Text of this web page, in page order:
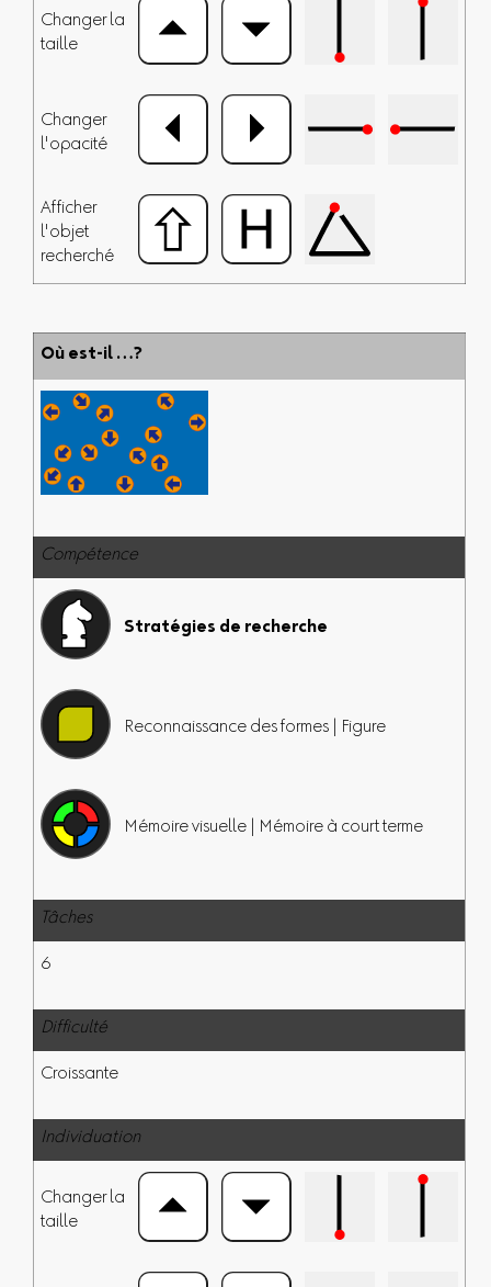
Changer la
taille
Changer
l'opacité
Afficher
l'objet
recherché
Où est-il …?
Compétence
Stratégies de recherche
Reconnaissance des formes | Figure
Mémoire visuelle | Mémoire à court terme
Tâches
6
Difficulté
Croissante
Individuation
Changer la
taille